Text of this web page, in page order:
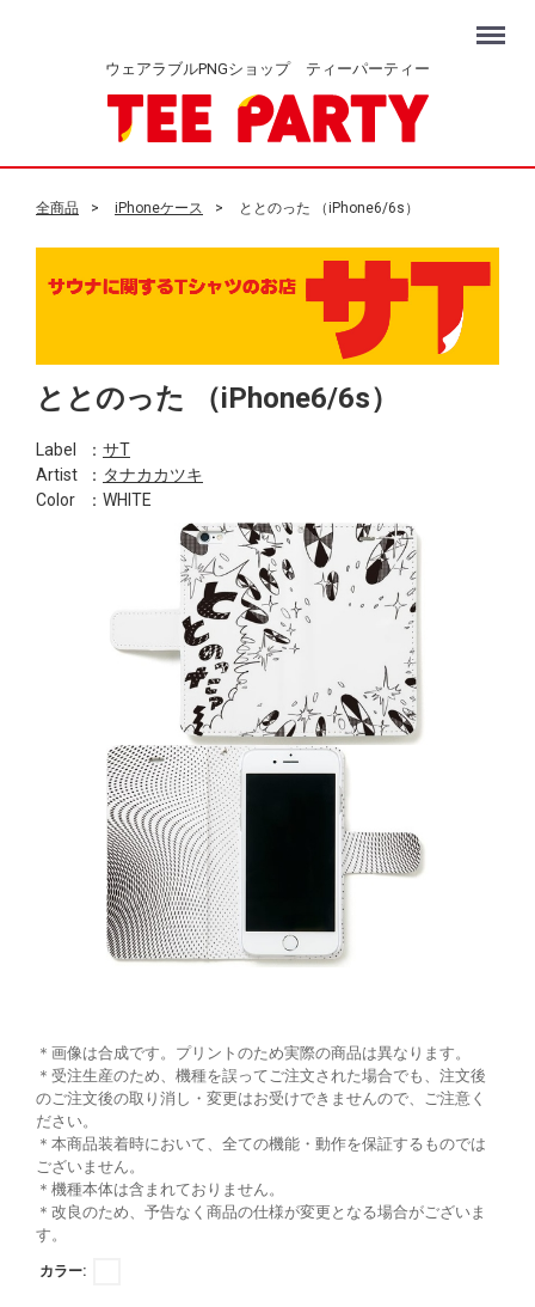
ウェアラブルPNGショップ ティーパーティー
Menu
全商品 iPhoneケース ととのった （iPhone6/6s）
ととのった （iPhone6/6s）
Label ： サT
Artist
： タナカカツキ
Color
：WHITE
＊画像は合成です。プリントのため実際の商品は異なります。
＊受注生産のため、機種を誤ってご注文された場合でも、注文後
のご注文後の取り消し・変更はお受けできませんので、ご注意く
ださい。
＊本商品装着時において、全ての機能・動作を保証するものでは
ございません。
＊機種本体は含まれておりません。
＊改良のため、予告なく商品の仕様が変更となる場合がございま
す。
カラー: